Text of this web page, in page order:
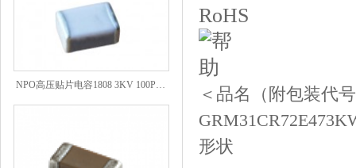
＜品名（附包装代
形状